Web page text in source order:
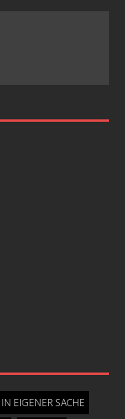
IN EIGENER SACHE